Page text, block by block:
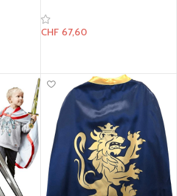
CHF 67,60